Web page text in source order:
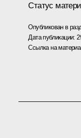
Статус
Опубликован в
Дата публикации:
Ссылка на